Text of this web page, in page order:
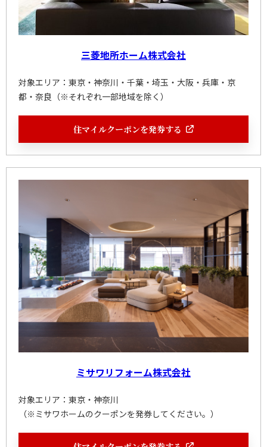
三菱地所ホーム株式会社
対象エリア：東京・神奈川・千葉・埼玉・大阪・兵庫・京
都・奈良（※それぞれ一部地域を除く）
住マイルクーポンを発券する
ミサワリフォーム株式会社
対象エリア：東京・神奈川
（※ミサワホームのクーポンを発券してください。）